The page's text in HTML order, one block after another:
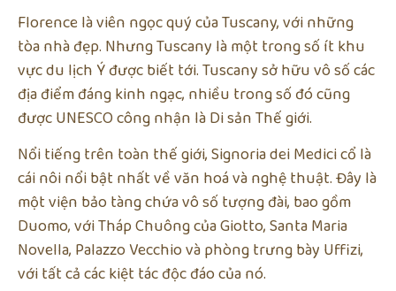
Florence là viên ngọc quý của Tuscany, với những
tòa nhà đẹp. Nhưng Tuscany là một trong số ít khu
vực du lịch Ý được biết tới. Tuscany sở hữu vô số các
địa điểm đáng kinh ngạc, nhiều trong số đó cũng
được UNESCO công nhận là Di sản Thế giới.
Nổi tiếng trên toàn thế giới, Signoria dei Medici cổ là
cái nôi nổi bật nhất về văn hoá và nghệ thuật. Đây là
một viện bảo tàng chứa vô số tượng đài, bao gồm
Duomo, với Tháp Chuông của Giotto, Santa Maria
Novella, Palazzo Vecchio và phòng trưng bày Uffizi,
với tất cả các kiệt tác độc đáo của nó.